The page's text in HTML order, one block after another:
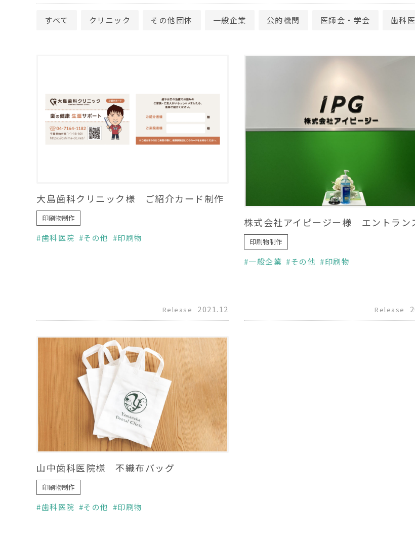
すべて クリニック その他団体 一般企業 公的機関 医師会・学会 歯科
大島歯科クリニック様 ご紹介カード制作
印刷物制作
歯科医院 その他 印刷物
Release 2021.12
印刷物制作
一般企業 その他 印刷物
Release
山中歯科医院様 不織布バッグ
印刷物制作
歯科医院 その他 印刷物